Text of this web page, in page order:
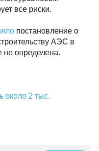
все риски.
постановление о
АЭС в
не определена.
около 2 тыс.